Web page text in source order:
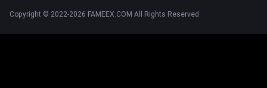
Copyright © 2022-2026 FAMEEX.COM All Rights Reserved